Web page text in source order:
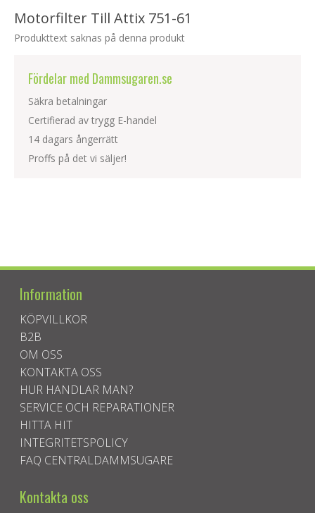
Motorfilter Till Attix 751-61
Produkttext saknas på denna produkt
Fördelar med Dammsugaren.se
Säkra betalningar
Certifierad av trygg E-handel
14 dagars ångerrätt
Proffs på det vi säljer!
Information
KÖPVILLKOR
B2B
OM OSS
KONTAKTA OSS
HUR HANDLAR MAN?
SERVICE OCH REPARATIONER
HITTA HIT
INTEGRITETSPOLICY
FAQ CENTRALDAMMSUGARE
Kontakta oss